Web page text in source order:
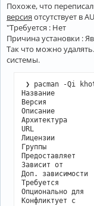
Похоже, что
версия отсутствует в
"Требуется : Нет
Причина установки :
Так что можно
системы.
❯ pacman -Qi
Название
Версия
Описание
Архитектура
URL
Лицензии
Группы
Предоставляет
Зависит от
Доп.
Требуется
Опционально
Конфликтует с